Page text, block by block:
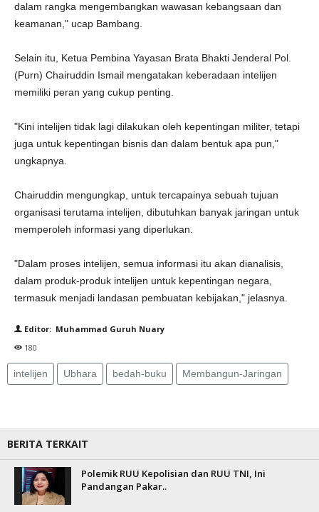
dalam rangka mengembangkan wawasan kebangsaan dan
keamanan," ucap Bambang.
Selain itu, Ketua Pembina Yayasan Brata Bhakti Jenderal Pol.
(Purn) Chairuddin Ismail mengatakan keberadaan intelijen
memiliki peran yang cukup penting.
"Kini intelijen tidak lagi dilakukan oleh kepentingan militer, tetapi
juga untuk kepentingan bisnis dan dalam bentuk apa pun,"
ungkapnya.
Chairuddin mengungkap, untuk tercapainya sebuah tujuan
organisasi terutama intelijen, dibutuhkan banyak jaringan untuk
memperoleh informasi yang diperlukan.
"Dalam proses intelijen, semua informasi itu akan dianalisis,
dalam produk-produk intelijen untuk kepentingan negara,
termasuk menjadi landasan pembuatan kebijakan," jelasnya.
Editor: Muhammad Guruh Nuary
180
intelijen Ubhara bedah-buku Membangun-Jaringan
BERITA TERKAIT
Polemik RUU Kepolisian dan RUU TNI, Ini
Pandangan Pakar..